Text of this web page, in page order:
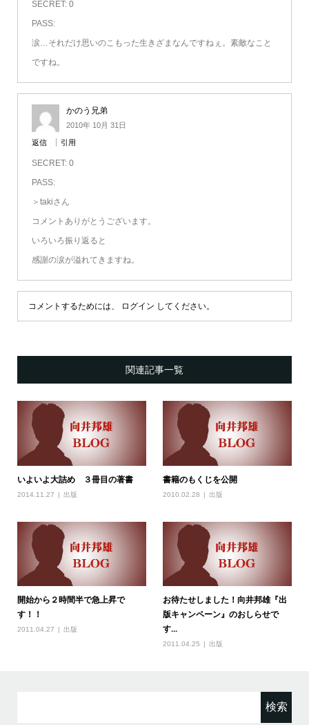
SECRET: 0
PASS:
涙…それだけ思いのこもった生きざまなんですねぇ。素敵なこと
ですね。
かのう兄弟
2010年 10月 31日
返信 引用
SECRET: 0
PASS:
＞takiさん
コメントありがとうございます。
いろいろ振り返ると
感謝の涙が溢れてきますね。
コメントするためには、 ログイン してください。
関連記事一覧
いよいよ大詰め ３冊目の著書
2014.11.27 出版
書籍のもくじを公開
2010.02.28 出版
開始から２時間半で急上昇で
す！！
2011.04.27 出版
お待たせしました！向井邦雄『出
版キャンペーン』のおしらせで
す...
2011.04.25 出版